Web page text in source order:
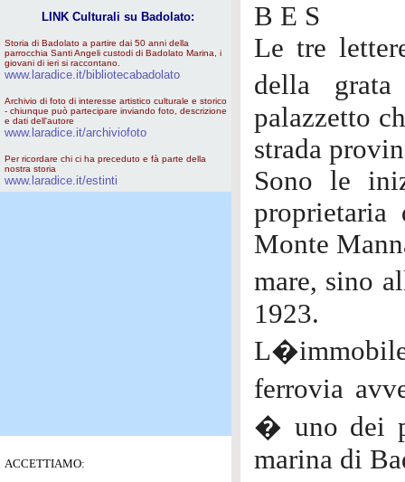
LINK Culturali su Badolato:
Storia di Badolato a partire dai 50 anni della
parrocchia Santi Angeli custodi di Badolato Marina, i
giovani di ieri si raccontano.
www.laradice.it/bibliotecabadolato
Archivio di foto di interesse artistico culturale e storico
- chiunque può partecipare inviando foto, descrizione
e dati dell'autore
www.laradice.it/archiviofoto
Per ricordare chi ci ha preceduto e fà parte della
nostra storia
www.laradice.it/estinti
ACCETTIAMO:
B E S
Le tre
della
palazzetto
strada
Sono le
Monte
mare, sino
1923.
ferrovia
� uno dei
marina di